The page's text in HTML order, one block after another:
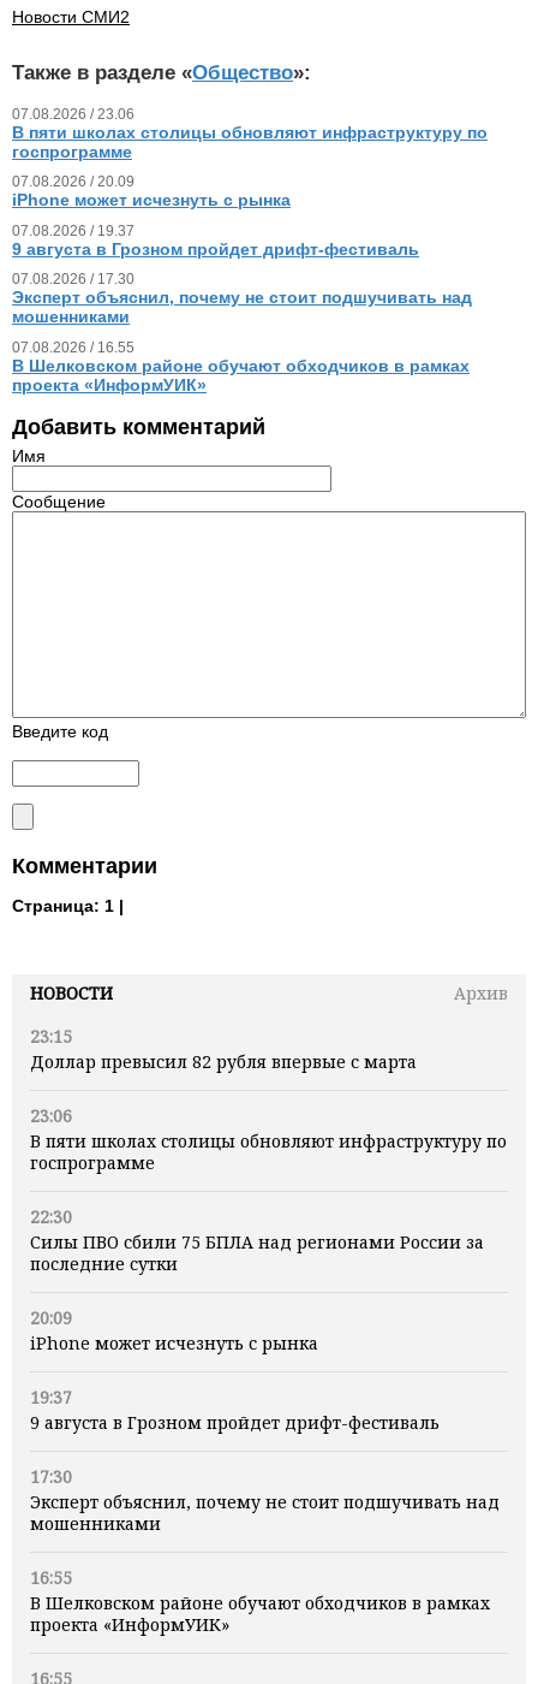
НОВОСТИ
Архив
23:15
Доллар превысил 82 рубля впервые с марта
23:06
В пяти школах столицы обновляют инфраструктуру по
госпрограмме
22:30
Силы ПВО сбили 75 БПЛА над регионами России за
последние сутки
20:09
iPhone может исчезнуть с рынка
19:37
9 августа в Грозном пройдет дрифт-фестиваль
17:30
Эксперт объяснил, почему не стоит подшучивать над
мошенниками
16:55
В Шелковском районе обучают обходчиков в рамках
проекта «ИнформУИК»
16:55
Новости СМИ2
Также в разделе «Общество»:
07.08.2026 / 23.06
В пяти школах столицы обновляют инфраструктуру по
госпрограмме
07.08.2026 / 20.09
iPhone может исчезнуть с рынка
07.08.2026 / 19.37
9 августа в Грозном пройдет дрифт-фестиваль
07.08.2026 / 17.30
Эксперт объяснил, почему не стоит подшучивать над
мошенниками
07.08.2026 / 16.55
В Шелковском районе обучают обходчиков в рамках
проекта «ИнформУИК»
Добавить комментарий
Имя
Сообщение
Введите код
Комментарии
Страница: 1 |